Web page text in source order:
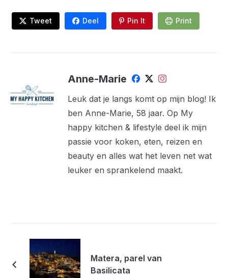
Tweet Deel Pin It Print
Anne-Marie
Leuk dat je langs komt op mijn blog! Ik
ben Anne-Marie, 58 jaar. Op My
happy kitchen & lifestyle deel ik mijn
passie voor koken, eten, reizen en
beauty en alles wat het leven net wat
leuker en sprankelend maakt.
Matera, parel van
Basilicata